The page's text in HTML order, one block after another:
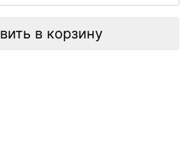
в корзину